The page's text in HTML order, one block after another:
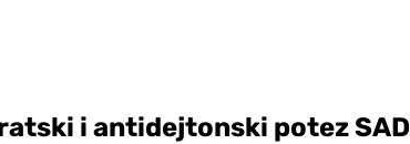
i antidejtonski potez SAD